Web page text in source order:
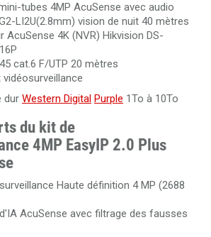
tubes 4MP AcuSense avec audio
LI2U(2.8mm) vision de nuit 40 mètres
AcuSense 4K (NVR) Hikvision DS-
cat.6 F/UTP 20 mètres
dur Western Digital Purple 1To à 10To
du kit de
4MP EasyIP 2.0 Plus
Haute définition 4 MP (2688
AcuSense avec filtrage des fausses